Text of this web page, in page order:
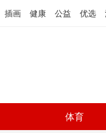
插画 健康 公益 优选
体育